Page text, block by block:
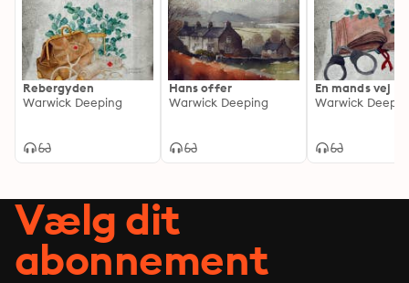
Rebergyden
Warwick Deeping
Hans offer
Warwick Deeping
En mands vej
Warwick
Vælg dit
abonnement